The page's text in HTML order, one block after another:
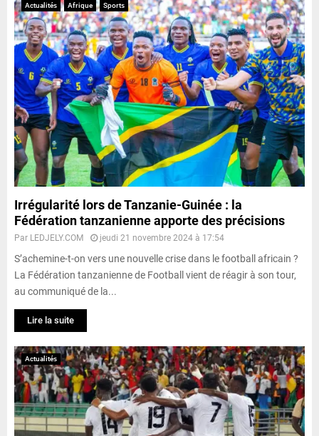
Actualités Afrique Sports
Irrégularité lors de Tanzanie-Guinée : la
Fédération tanzanienne apporte des précisions
Par LEDJELY.COM jeudi 21 novembre 2024 à 17:54
S’achemine-t-on vers une nouvelle crise dans le football africain ?
La Fédération tanzanienne de Football vient de réagir à son tour,
au communiqué de la...
Lire la suite
Actualités